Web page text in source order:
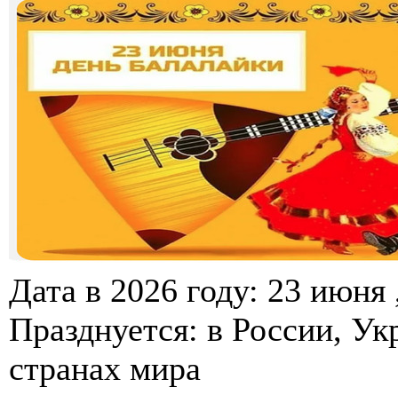
Дата в 2026 году: 23 июня
Празднуется: в России,
странах мира